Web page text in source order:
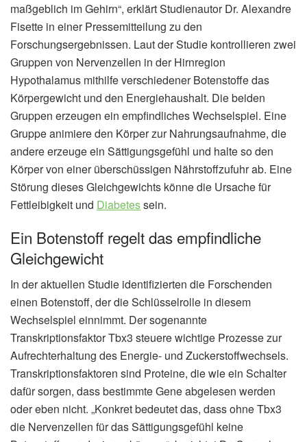
maßgeblich im Gehirn“, erklärt Studienautor Dr. Alexandre
Fisette in einer Pressemitteilung zu den
Forschungsergebnissen. Laut der Studie kontrollieren zwei
Gruppen von Nervenzellen in der Hirnregion
Hypothalamus mithilfe verschiedener Botenstoffe das
Körpergewicht und den Energiehaushalt. Die beiden
Gruppen erzeugen ein empfindliches Wechselspiel. Eine
Gruppe animiere den Körper zur Nahrungsaufnahme, die
andere erzeuge ein Sättigungsgefühl und halte so den
Körper von einer überschüssigen Nährstoffzufuhr ab. Eine
Störung dieses Gleichgewichts könne die Ursache für
Fettleibigkeit und Diabetessein.
Ein Botenstoff regelt das empfindliche
Gleichgewicht
In der aktuellen Studie identifizierten die Forschenden
einen Botenstoff, der die Schlüsselrolle in diesem
Wechselspiel einnimmt. Der sogenannte
Transkriptionsfaktor Tbx3 steuere wichtige Prozesse zur
Aufrechterhaltung des Energie- und Zuckerstoffwechsels.
Transkriptionsfaktoren sind Proteine, die wie ein Schalter
dafür sorgen, dass bestimmte Gene abgelesen werden
oder eben nicht. „Konkret bedeutet das, dass ohne Tbx3
die Nervenzellen für das Sättigungsgefühl keine